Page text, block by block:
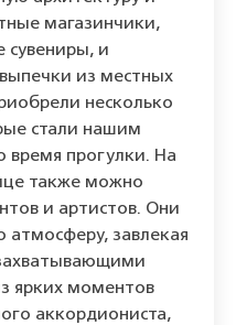
магазинчики,
сувениры, и
из местных
несколько
стали нашим
время прогулки. На
также можно
и артистов. Они
атмосферу, завлекая
ярких моментов
аккордиониста,